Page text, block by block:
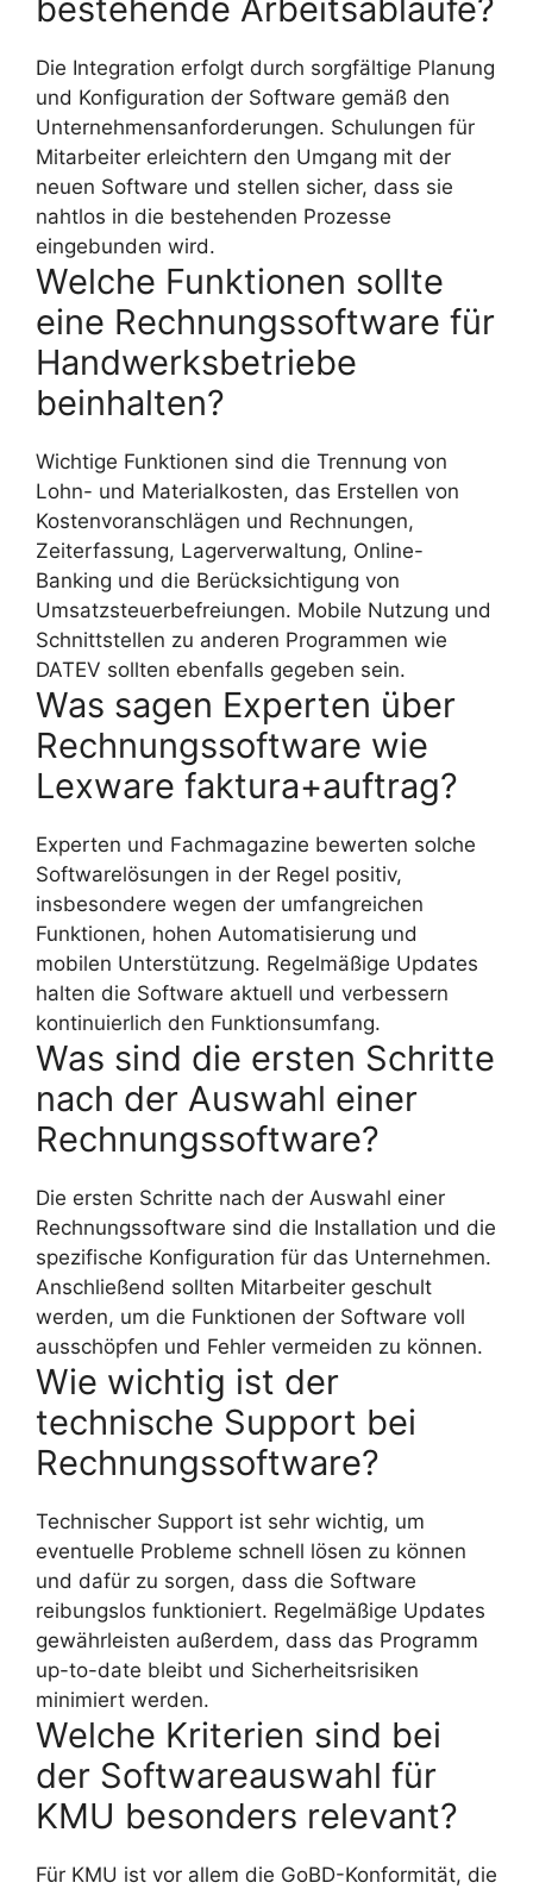
bestehende Arbeitsabläufe?
Die Integration erfolgt durch sorgfältige Planung
und Konfiguration der Software gemäß den
Unternehmensanforderungen. Schulungen für
Mitarbeiter erleichtern den Umgang mit der
neuen Software und stellen sicher, dass sie
nahtlos in die bestehenden Prozesse
eingebunden wird.
Welche Funktionen sollte
eine Rechnungssoftware für
Handwerksbetriebe
beinhalten?
Wichtige Funktionen sind die Trennung von
Lohn- und Materialkosten, das Erstellen von
Kostenvoranschlägen und Rechnungen,
Zeiterfassung, Lagerverwaltung, Online-
Banking und die Berücksichtigung von
Umsatzsteuerbefreiungen. Mobile Nutzung und
Schnittstellen zu anderen Programmen wie
DATEV sollten ebenfalls gegeben sein.
Was sagen Experten über
Rechnungssoftware wie
Lexware faktura+auftrag?
Experten und Fachmagazine bewerten solche
Softwarelösungen in der Regel positiv,
insbesondere wegen der umfangreichen
Funktionen, hohen Automatisierung und
mobilen Unterstützung. Regelmäßige Updates
halten die Software aktuell und verbessern
kontinuierlich den Funktionsumfang.
Was sind die ersten Schritte
nach der Auswahl einer
Rechnungssoftware?
Die ersten Schritte nach der Auswahl einer
Rechnungssoftware sind die Installation und die
spezifische Konfiguration für das Unternehmen.
Anschließend sollten Mitarbeiter geschult
werden, um die Funktionen der Software voll
ausschöpfen und Fehler vermeiden zu können.
Wie wichtig ist der
technische Support bei
Rechnungssoftware?
Technischer Support ist sehr wichtig, um
eventuelle Probleme schnell lösen zu können
und dafür zu sorgen, dass die Software
reibungslos funktioniert. Regelmäßige Updates
gewährleisten außerdem, dass das Programm
up-to-date bleibt und Sicherheitsrisiken
minimiert werden.
Welche Kriterien sind bei
der Softwareauswahl für
KMU besonders relevant?
Für KMU ist vor allem die GoBD-Konformität, die